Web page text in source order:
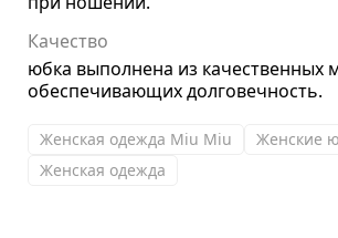
Качество
юбка выполнена из качественных
обеспечивающих долговечность.
Женская одежда Miu Miu
Женские
Женская одежда